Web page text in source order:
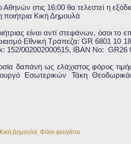
στις 16:00 θα τελεστεί η
Κική Δημουλά
είναι αντί στεφάνων, όσοι το
Εθνική Τράπεζα: GR 6801 10
152/002002000515, IBAN No: GR26
δαπάνη ως ελάχιστος φόρος
Εσωτερικών Τάκη
Κική Δημουλά, Φίλοι φευγάτοι